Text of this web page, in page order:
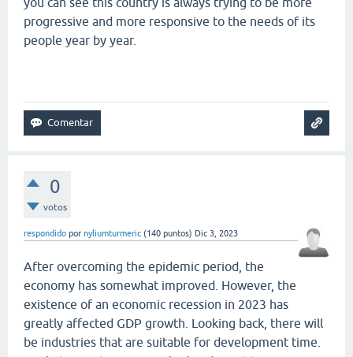
progressive and more responsive to the needs of its
people year by year.
0
votos
respondido por nyliumturmeric (140 puntos) Dic 3, 2023
After overcoming the epidemic period, the
economy has somewhat improved. However, the
existence of an economic recession in 2023 has
greatly affected GDP growth. Looking back, there will
be industries that are suitable for development time.